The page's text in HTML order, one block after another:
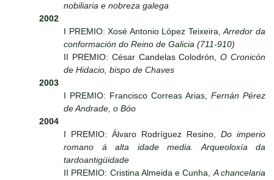
nobiliaria e nobreza galega
2002
I PREMIO: Xosé Antonio López Teixeira,Arredor da
conformación do Reino de Galicia (711-910)
II PREMIO: César Candelas Colodrón,O Cronicón
de Hidacio, bispo de Chaves
2003
I PREMIO: Francisco Correas Arias, Fernán Pérez
de Andrade, o Bóo
2004
I PREMIO: Álvaro Rodríguez Resino, Do imperio
romano á alta idade media. Arqueoloxía da
tardoantigüidade
II PREMIO: Cristina Almeida e Cunha,A chancelaria